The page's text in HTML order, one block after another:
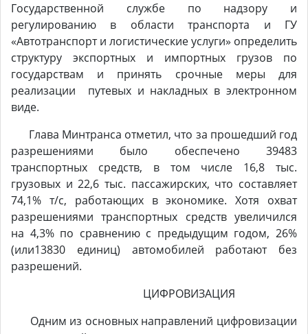
Государственной службе по надзору и
регулированию в области транспорта и ГУ
«Автотранспорт и логистические услуги» определить
структуру экспортных и импортных грузов по
государствам и принять срочные меры для
реализации путевых и накладных в электронном
виде.
Глава Минтранса отметил, что за прошедший год
разрешениями было обеспечено 39483
транспортных средств, в том числе 16,8 тыс.
грузовых и 22,6 тыс. пассажирских, что составляет
74,1% т/с, работающих в экономике. Хотя охват
разрешениями транспортных средств увеличился
на 4,3% по сравнению с предыдущим годом, 26%
(или13830 единиц) автомобилей работают без
разрешений.
ЦИФРОВИЗАЦИЯ
Одним из основных направлений цифровизации